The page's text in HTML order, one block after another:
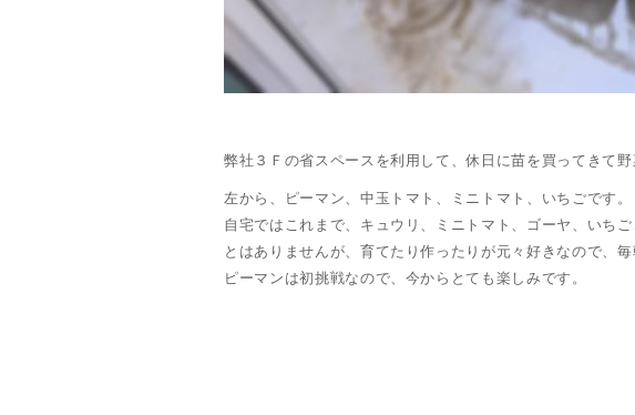
弊社３Ｆの省スペースを利用して、休日に苗を買ってきて野
左から、ピーマン、中玉トマト、ミニトマト、いちごです。
自宅ではこれまで、キュウリ、ミニトマト、ゴーヤ、いち
とはありませんが、育てたり作ったりが元々好きなので、
ピーマンは初挑戦なので、今からとても楽しみです。